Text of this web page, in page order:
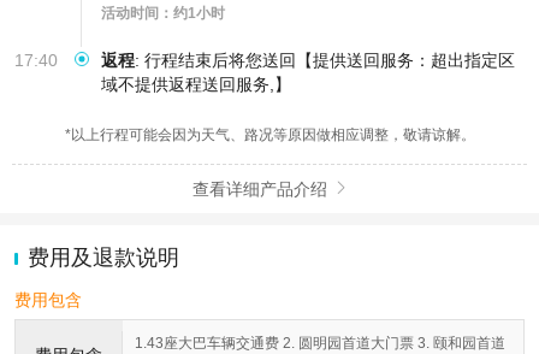
活动时间：约1小时
17:40 返程: 行程结束后将您送回【提供送回服务：超出指定区
域不提供返程送回服务,】
*以上行程可能会因为天气、路况等原因做相应调整，敬请谅解。
查看详细产品介绍 
费用及退款说明
费用包含
1.43座大巴车辆交通费 2. 圆明园首道大门票 3. 颐和园首道